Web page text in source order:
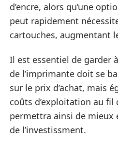
d’encre, alors qu’une
peut rapidement
cartouches, augmentant
Il est essentiel de garder
de l’imprimante doit se
sur le prix d’achat, mais
coûts d’exploitation au fil
permettra ainsi de mieux
de l’investissment.